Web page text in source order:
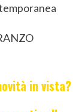
in vista?